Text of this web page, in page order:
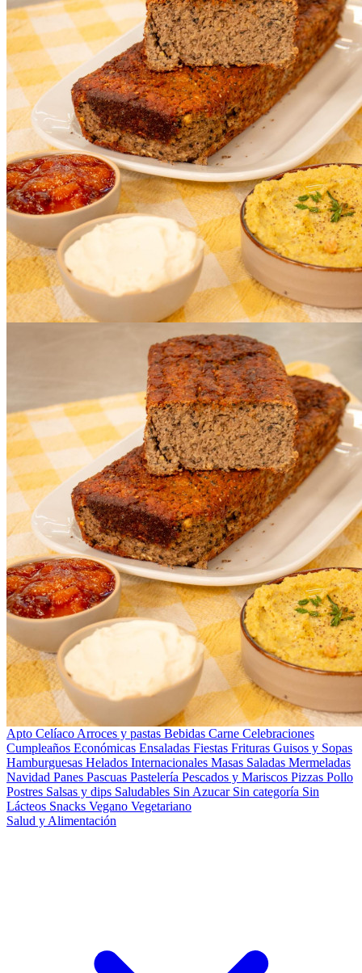
Apto Celíaco Arroces y pastas Bebidas Carne Celebraciones
Cumpleaños Económicas Ensaladas Fiestas Frituras Guisos y Sopas
Hamburguesas Helados Internacionales Masas Saladas Mermeladas
Navidad Panes Pascuas Pastelería Pescados y Mariscos Pizzas Pollo
Postres Salsas y dips Saludables Sin Azucar Sin categoría Sin
Lácteos Snacks Vegano Vegetariano
Salud y Alimentación